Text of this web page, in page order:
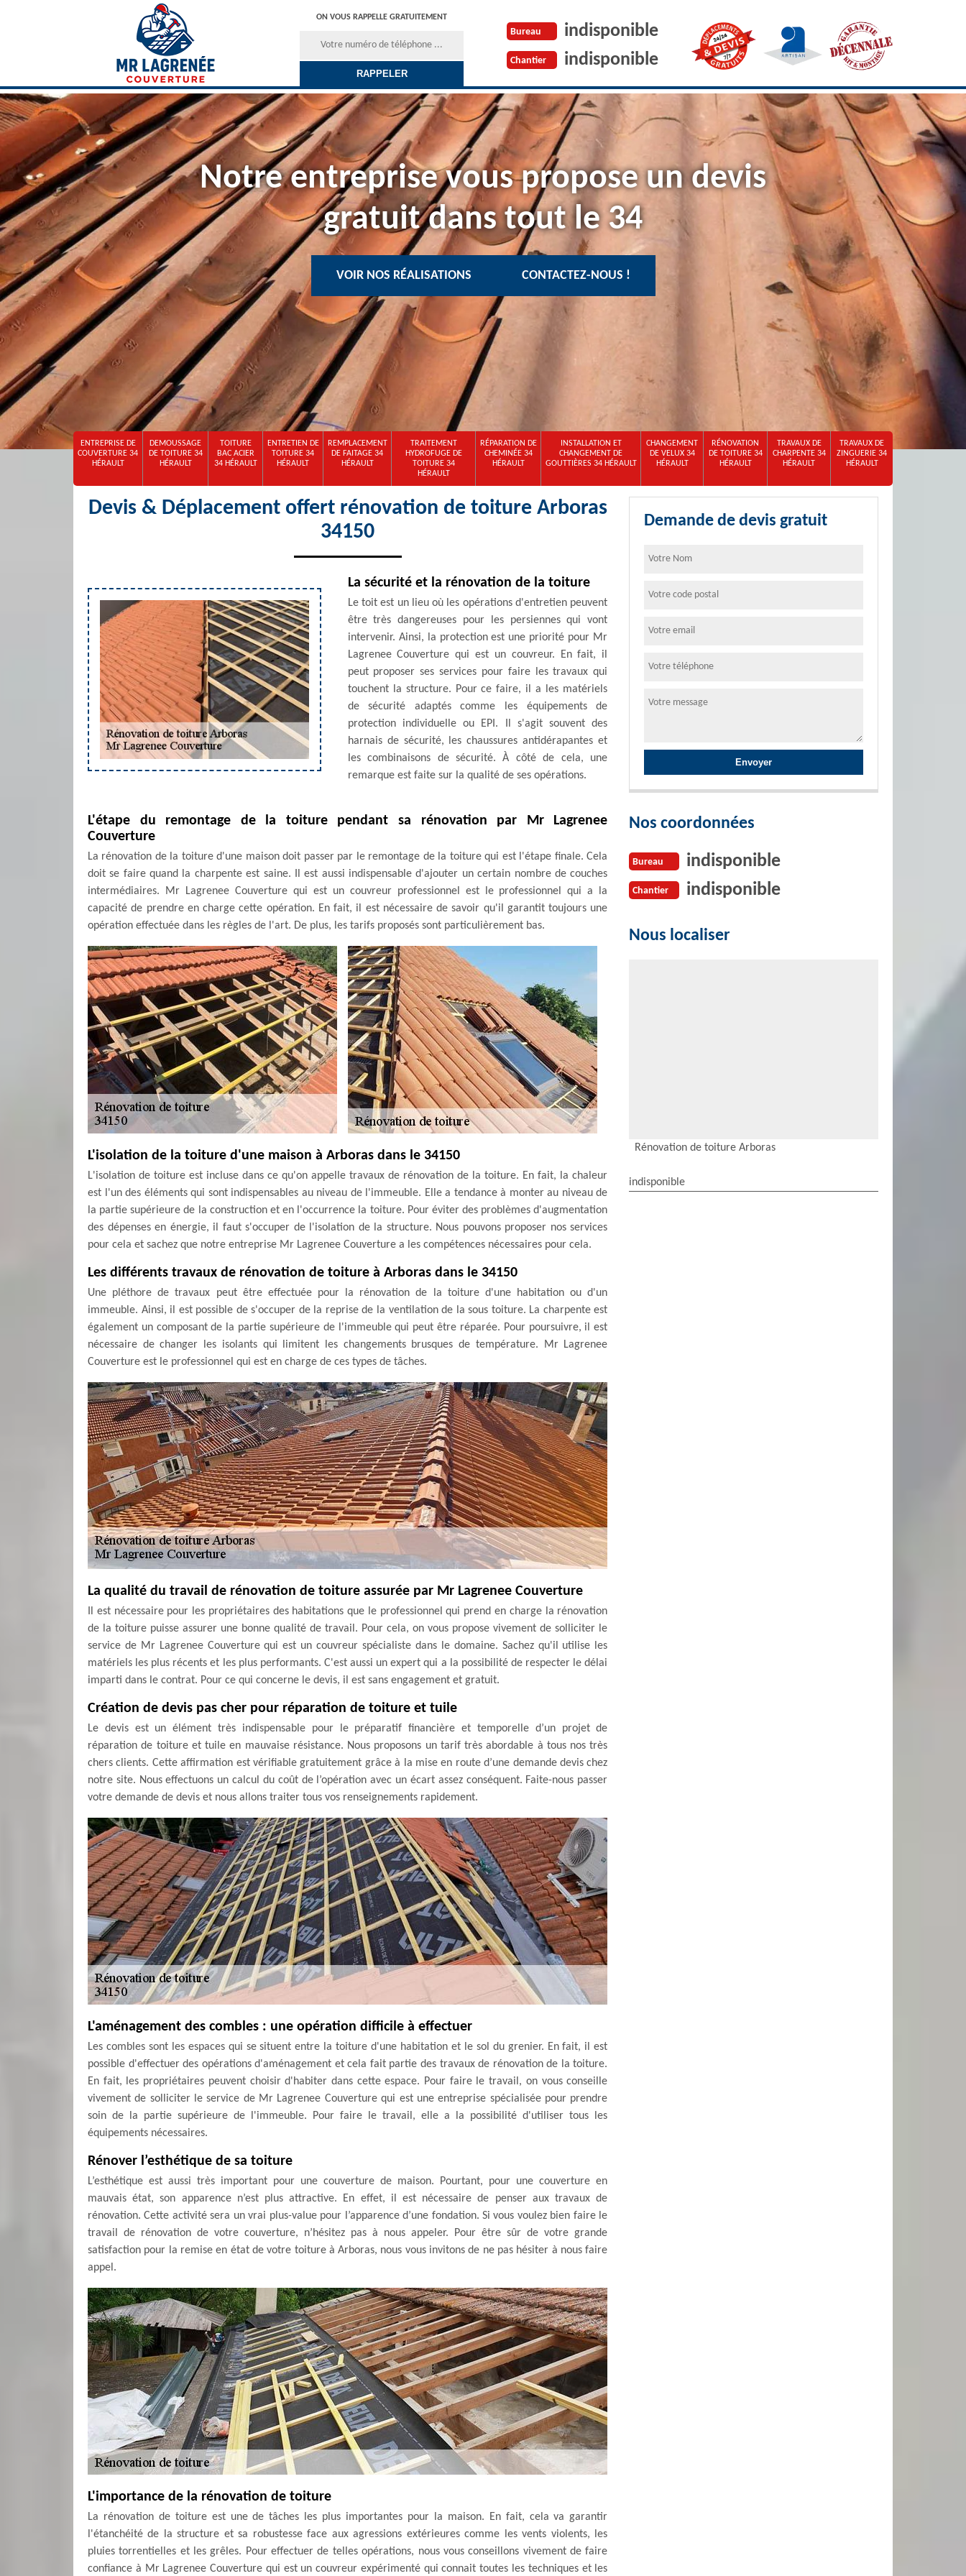
ON VOUS RAPPELLE GRATUITEMENT
Bureau indisponible
Chantier indisponible
Notre entreprise vous propose un devis
gratuit dans tout le 34
VOIR NOS RÉALISATIONS CONTACTEZ-NOUS !
ENTREPRISE DE
COUVERTURE 34
HÉRAULT
DEMOUSSAGE
DE TOITURE 34
HÉRAULT
TOITURE
BAC ACIER
34 HÉRAULT
ENTRETIEN DE
TOITURE 34
HÉRAULT
REMPLACEMENT
DE FAITAGE 34
HÉRAULT
TRAITEMENT
HYDROFUGE DE
TOITURE 34
HÉRAULT
RÉPARATION DE
CHEMINÉE 34
HÉRAULT
INSTALLATION ET
CHANGEMENT DE
GOUTTIÈRES 34 HÉRAULT
CHANGEMENT
DE VELUX 34
HÉRAULT
RÉNOVATION
DE TOITURE 34
HÉRAULT
TRAVAUX DE
CHARPENTE 34
HÉRAULT
TRAVAUX DE
ZINGUERIE 34
HÉRAULT
Devis & Déplacement offert rénovation de toiture Arboras
34150
La sécurité et la rénovation de la toiture
Le toit est un lieu où les opérations d'entretien peuvent
être très dangereuses pour les persiennes qui vont
intervenir. Ainsi, la protection est une priorité pour Mr
Lagrenee Couverture qui est un couvreur. En fait, il
peut proposer ses services pour faire les travaux qui
touchent la structure. Pour ce faire, il a les matériels
de sécurité adaptés comme les équipements de
protection individuelle ou EPI. Il s'agit souvent des
harnais de sécurité, les chaussures antidérapantes et
les combinaisons de sécurité. À côté de cela, une
remarque est faite sur la qualité de ses opérations.
L'étape du remontage de la toiture pendant sa rénovation par Mr Lagrenee
Couverture
La rénovation de la toiture d'une maison doit passer par le remontage de la toiture qui est l'étape finale. Cela
doit se faire quand la charpente est saine. Il est aussi indispensable d'ajouter un certain nombre de couches
intermédiaires. Mr Lagrenee Couverture qui est un couvreur professionnel est le professionnel qui a la
capacité de prendre en charge cette opération. En fait, il est nécessaire de savoir qu'il garantit toujours une
opération effectuée dans les règles de l'art. De plus, les tarifs proposés sont particulièrement bas.
L'isolation de la toiture d'une maison à Arboras dans le 34150
L'isolation de toiture est incluse dans ce qu'on appelle travaux de rénovation de la toiture. En fait, la chaleur
est l'un des éléments qui sont indispensables au niveau de l'immeuble. Elle a tendance à monter au niveau de
la partie supérieure de la construction et en l'occurrence la toiture. Pour éviter des problèmes d'augmentation
des dépenses en énergie, il faut s'occuper de l'isolation de la structure. Nous pouvons proposer nos services
pour cela et sachez que notre entreprise Mr Lagrenee Couverture a les compétences nécessaires pour cela.
Les différents travaux de rénovation de toiture à Arboras dans le 34150
Une pléthore de travaux peut être effectuée pour la rénovation de la toiture d'une habitation ou d'un
immeuble. Ainsi, il est possible de s'occuper de la reprise de la ventilation de la sous toiture. La charpente est
également un composant de la partie supérieure de l'immeuble qui peut être réparée. Pour poursuivre, il est
nécessaire de changer les isolants qui limitent les changements brusques de température. Mr Lagrenee
Couverture est le professionnel qui est en charge de ces types de tâches.
La qualité du travail de rénovation de toiture assurée par Mr Lagrenee Couverture
Il est nécessaire pour les propriétaires des habitations que le professionnel qui prend en charge la rénovation
de la toiture puisse assurer une bonne qualité de travail. Pour cela, on vous propose vivement de solliciter le
service de Mr Lagrenee Couverture qui est un couvreur spécialiste dans le domaine. Sachez qu'il utilise les
matériels les plus récents et les plus performants. C'est aussi un expert qui a la possibilité de respecter le délai
imparti dans le contrat. Pour ce qui concerne le devis, il est sans engagement et gratuit.
Création de devis pas cher pour réparation de toiture et tuile
Le devis est un élément très indispensable pour le préparatif financière et temporelle d’un projet de
réparation de toiture et tuile en mauvaise résistance. Nous proposons un tarif très abordable à tous nos très
chers clients. Cette affirmation est vérifiable gratuitement grâce à la mise en route d’une demande devis chez
notre site. Nous effectuons un calcul du coût de l’opération avec un écart assez conséquent. Faite-nous passer
votre demande de devis et nous allons traiter tous vos renseignements rapidement.
L'aménagement des combles : une opération difficile à effectuer
Les combles sont les espaces qui se situent entre la toiture d'une habitation et le sol du grenier. En fait, il est
possible d'effectuer des opérations d'aménagement et cela fait partie des travaux de rénovation de la toiture.
En fait, les propriétaires peuvent choisir d'habiter dans cette espace. Pour faire le travail, on vous conseille
vivement de solliciter le service de Mr Lagrenee Couverture qui est une entreprise spécialisée pour prendre
soin de la partie supérieure de l'immeuble. Pour faire le travail, elle a la possibilité d'utiliser tous les
équipements nécessaires.
Rénover l’esthétique de sa toiture
L’esthétique est aussi très important pour une couverture de maison. Pourtant, pour une couverture en
mauvais état, son apparence n’est plus attractive. En effet, il est nécessaire de penser aux travaux de
rénovation. Cette activité sera un vrai plus-value pour l’apparence d’une fondation. Si vous voulez bien faire le
travail de rénovation de votre couverture, n’hésitez pas à nous appeler. Pour être sûr de votre grande
satisfaction pour la remise en état de votre toiture à Arboras, nous vous invitons de ne pas hésiter à nous faire
appel.
L'importance de la rénovation de toiture
La rénovation de toiture est une de tâches les plus importantes pour la maison. En fait, cela va garantir
l'étanchéité de la structure et sa robustesse face aux agressions extérieures comme les vents violents, les
pluies torrentielles et les grêles. Pour effectuer de telles opérations, nous vous conseillons vivement de faire
confiance à Mr Lagrenee Couverture qui est un couvreur expérimenté qui connait toutes les techniques et les
Demande de devis gratuit
Nos coordonnées
Bureau indisponible
Chantier indisponible
Nous localiser
Rénovation de toiture Arboras
indisponible